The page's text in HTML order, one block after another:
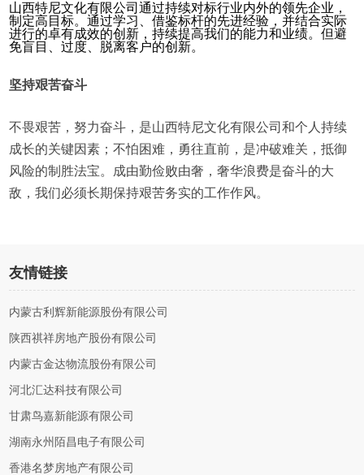
山西特尼文化有限公司通过持续对标行业内外的领先企业，
制定高目标。通过学习、借鉴标杆的先进经验，并结合实际
进行的卓有成效的创新，持续提高我们的能力和业绩。但避
免盲目、过度、脱离客户的创新。
坚持艰苦奋斗
不畏艰苦，努力奋斗，是山西特尼文化有限公司和个人持续
成长的关键因素；不怕困难，勇往直前，是冲破难关，抵御
风险的制胜法宝。成由勤俭败由奢，奢华浪费是奋斗的大
敌，我们必须长期保持艰苦务实的工作作风。
友情链接
内蒙古利辉新能源股份有限公司
陕西祺祥房地产股份有限公司
内蒙古金达物流股份有限公司
河北汇达科技有限公司
甘肃鸟嘉新能源有限公司
湖南永州陌昌电子有限公司
香港名梦房地产有限公司